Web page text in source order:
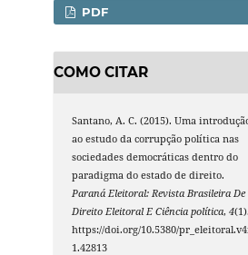
PDF
COMO CITAR
Santano, A. C. (2015). Uma
ao estudo da corrupção política nas
sociedades democráticas dentro do
paradigma do estado de direito.
Paraná Eleitoral: Revista Brasileira De
Direito Eleitoral E Ciência política,4(1).
https://doi.org/10.5380/
1.42813